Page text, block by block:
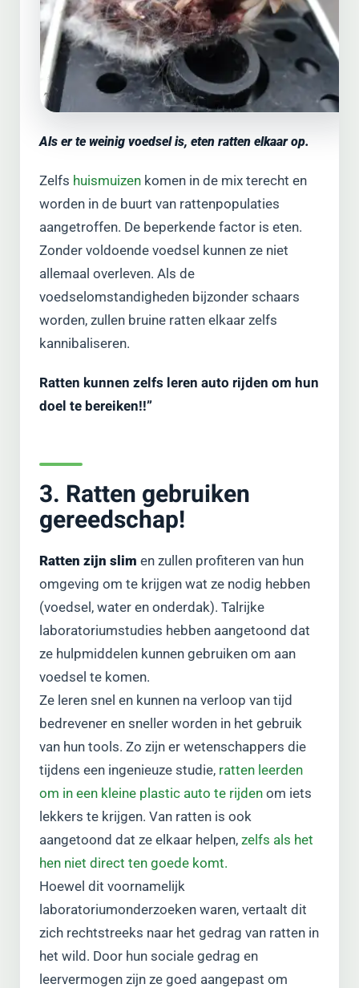
Als er te weinig voedsel is, eten ratten elkaar op.
Zelfs huismuizen komen in de mix terecht en
worden in de buurt van rattenpopulaties
aangetroffen. De beperkende factor is eten.
Zonder voldoende voedsel kunnen ze niet
allemaal overleven. Als de
voedselomstandigheden bijzonder schaars
worden, zullen bruine ratten elkaar zelfs
kannibaliseren.
Ratten kunnen zelfs leren auto rijden om hun
doel te bereiken!!”
3. Ratten gebruiken
gereedschap!
Ratten zijn slim en zullen profiteren van hun
omgeving om te krijgen wat ze nodig hebben
(voedsel, water en onderdak). Talrijke
laboratoriumstudies hebben aangetoond dat
ze hulpmiddelen kunnen gebruiken om aan
voedsel te komen.
Ze leren snel en kunnen na verloop van tijd
bedrevener en sneller worden in het gebruik
van hun tools. Zo zijn er wetenschappers die
tijdens een ingenieuze studie, ratten leerden
om in een kleine plastic auto te rijden om iets
lekkers te krijgen. Van ratten is ook
aangetoond dat ze elkaar helpen, zelfs als het
hen niet direct ten goede komt.
Hoewel dit voornamelijk
laboratoriumonderzoeken waren, vertaalt dit
zich rechtstreeks naar het gedrag van ratten in
het wild. Door hun sociale gedrag en
leervermogen zijn ze goed aangepast om